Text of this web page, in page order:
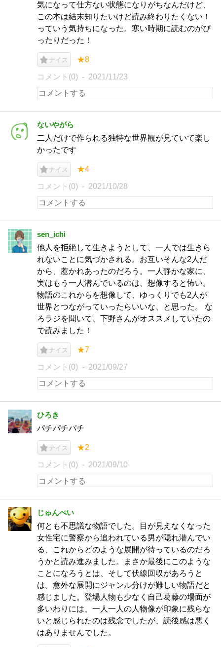
気になって仕方ない状態になりがちなんだけど、
この本は結末知りたいけど読み終わりたくない！
っていう気持ちになった。寒い時期に読むのがぴ
ったりだった！
ナイス ★8
コメント(0) 2021/11/23
ないやがら
二人だけで作られる独特な世界観が見ていて楽し
かったです
ナイス ★4
コメント(0) 2021/10/28
sen_ichi
他人を拒絶して生きようとして、一人では生きら
れないことに気づかされる。お互いそんな2人だ
から、惹かれあったのだろう。一人静かな家に、
実はもう一人潜んでいるのは、想像すると怖い。
物語のこれからを想像して、ゆっくりでも2人が
世界とつながっていったらいいな、と思った。 な
ろラジを聞いて、下野さんがオススメしていたの
で読みました！
ナイス ★7
コメント(0) 2021/09/27
ひろき
パチパチパチ
ナイス ★2
コメント(0) 2021/09/10
じゅんぺい
何とも不思議な物語でした。目が見えなくなった
女性宅に警察から追われている男が隠れ潜んでい
る、これからどのような展開が待っているのだろ
うかと読み進みました。まさか最後にこのような
ことになろうとは、そして伏線回収があろうと
は。意外な展開にジャンル分けが難しい物語だと
感じました。登場人物も少なく自己葛藤の場面が
多いわりには、一人一人の人物像が印象に残らな
いと感じられたのは残念でしたが、読後感は悪く
はありませんでした。